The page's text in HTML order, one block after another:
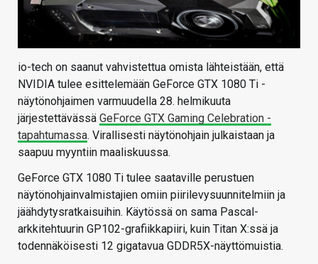
io-tech on saanut vahvistettua omista lähteistään, että
NVIDIA tulee esittelemään GeForce GTX 1080 Ti -
näytönohjaimen varmuudella 28. helmikuuta
järjestettävässä GeForce GTX Gaming Celebration -
tapahtumassa. Virallisesti näytönohjain julkaistaan ja
saapuu myyntiin maaliskuussa.
GeForce GTX 1080 Ti tulee saataville perustuen
näytönohjainvalmistajien omiin piirilevysuunnitelmiin ja
jäähdytysratkaisuihin. Käytössä on sama Pascal-
arkkitehtuurin GP102-grafiikkapiiri, kuin Titan X:ssä ja
todennäköisesti 12 gigatavua GDDR5X-näyttömuistia.